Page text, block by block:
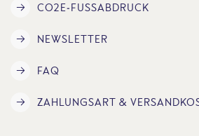
CO2E-FUSSABDRUCK
NEWSLETTER
FAQ
ZAHLUNGSART &